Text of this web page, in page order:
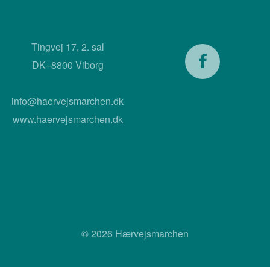
Tingvej 17, 2. sal
DK–8800 Viborg
info@haervejsmarchen.dk
www.haervejsmarchen.dk
© 2026 Hærvejsmarchen